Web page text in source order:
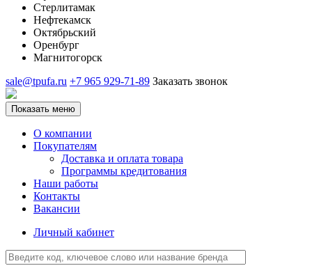
Стерлитамак
Нефтекамск
Октябрьский
Оренбург
Магнитогорск
sale@tpufa.ru +7 965 929-71-89 Заказать звонок
Показать меню
О компании
Покупателям
Доставка и оплата товара
Программы кредитования
Наши работы
Контакты
Вакансии
Личный кабинет